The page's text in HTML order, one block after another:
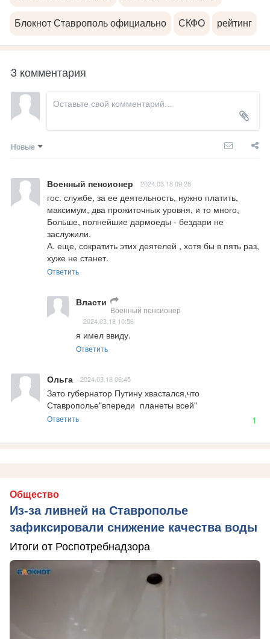
Блокнот Ставрополь официально СКФО рейтинг
3 комментария
Новые
Военный пенсионер 2024.03.18 09:28
гос. службе, за ее деятельность, нужно платить,
максимум, два прожиточных уровня, и то много,
Больше, полнейшие дармоеды - бездари не
заслужили.
А. еще, сократить этих деятелей , хотя бы в пять раз,
хуже не станет.
Ответить
Власти
Военный пенсионер
2024.03.18 10:56
я имел ввиду.
Ответить
Ольга 2024.03.18 06:45
Зато губернатор Путину хвастался,что
Ставрополье"впереди  планеты всей"
Ответить 1
Общество
Из-за ливней на Ставрополье
зафиксировали снижение качества воды
Итоги от Роспотребнадзора